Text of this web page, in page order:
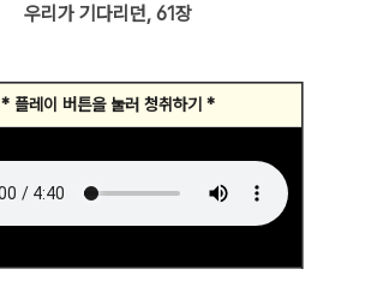
우리가 기다리던, 61장
* 플레이 버튼을 눌러 청취하기 *